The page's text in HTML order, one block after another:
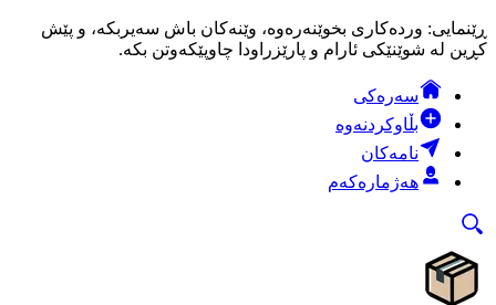
ڕێنمایی: وردەکاری بخوێنەرەوە، وێنەکان باش سەیربکە، و پێش
کڕین لە شوێنێکی ئارام و پارێزراودا چاوپێکەوتن بکە.
سەرەکی
بڵاوکردنەوە
نامەکان
هەژمارەکەم